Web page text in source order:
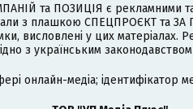
та ПОЗИЦІЯ є рекламними
з плашкою СПЕЦПРОЄКТ та
висловлені у цих матеріалах.
з українським
онлайн-медіа; ідентифікатор